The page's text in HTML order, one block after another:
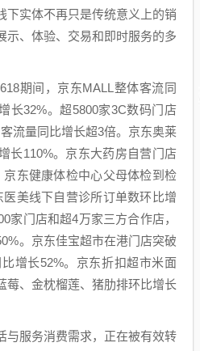
下实体不再只是传统意义上的销
示、体验、交易和即时服务的多
期间，京东MALL整体客流同
长32%。超5800家3C数码门店
流量同比增长超3倍。京东奥莱
长110%。京东大药房自营门店
东健康体检中心父母体检到检
美线下自营诊所订单数环比增
家门店和超4万家三方合作店，
。京东佳宝超市在港门店突破
增长52%。京东折扣超市米面
莓、金枕榴莲、猪肋排环比增长
与服务消费需求，正在被有效转